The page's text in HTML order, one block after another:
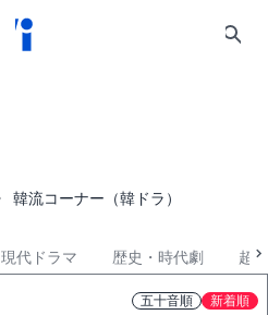
韓流コーナー（韓ドラ）
現代ドラマ 歴史・時代劇 超
五十音順 新着順